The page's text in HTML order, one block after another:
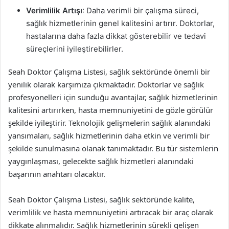
Verimlilik Artışı: Daha verimli bir çalışma süreci,
sağlık hizmetlerinin genel kalitesini artırır. Doktorlar,
hastalarına daha fazla dikkat gösterebilir ve tedavi
süreçlerini iyileştirebilirler.
Seah Doktor Çalışma Listesi, sağlık sektöründe önemli bir
yenilik olarak karşımıza çıkmaktadır. Doktorlar ve sağlık
profesyonelleri için sunduğu avantajlar, sağlık hizmetlerinin
kalitesini artırırken, hasta memnuniyetini de gözle görülür
şekilde iyileştirir. Teknolojik gelişmelerin sağlık alanındaki
yansımaları, sağlık hizmetlerinin daha etkin ve verimli bir
şekilde sunulmasına olanak tanımaktadır. Bu tür sistemlerin
yaygınlaşması, gelecekte sağlık hizmetleri alanındaki
başarının anahtarı olacaktır.
Seah Doktor Çalışma Listesi, sağlık sektöründe kalite,
verimlilik ve hasta memnuniyetini artıracak bir araç olarak
dikkate alınmalıdır. Sağlık hizmetlerinin sürekli gelişen